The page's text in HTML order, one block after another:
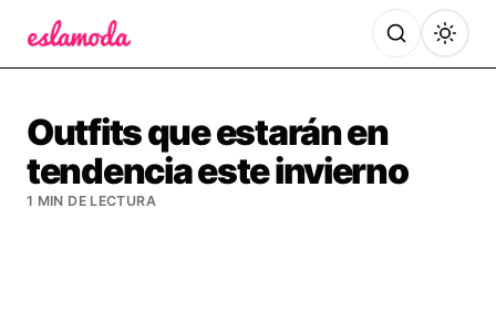
Outfits que estarán en
tendencia este invierno
1 MIN DE LECTURA